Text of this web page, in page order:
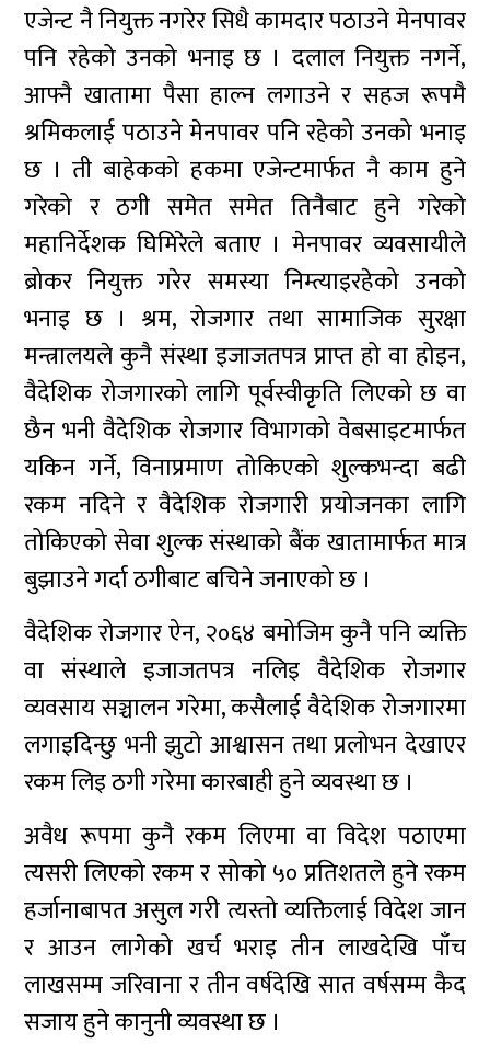
एजेन्ट नै नियुक्त नगरेर सिधै कामदार पठाउने मेनपावर
पनि रहेको उनको भनाइ छ । दलाल नियुक्त नगर्ने,
आफ्नै खातामा पैसा हाल्न लगाउने र सहज रूपमै
श्रमिकलाई पठाउने मेनपावर पनि रहेको उनको भनाइ
छ । ती बाहेकको हकमा एजेन्टमार्फत नै काम हुने
गरेको र ठगी समेत समेत तिनैबाट हुने गरेको
महानिर्देशक घिमिरेले बताए । मेनपावर व्यवसायीले
ब्रोकर नियुक्त गरेर समस्या निम्त्याइरहेको उनको
भनाइ छ । श्रम, रोजगार तथा सामाजिक सुरक्षा
मन्त्रालयले कुनै संस्था इजाजतपत्र प्राप्त हो वा होइन,
वैदेशिक रोजगारको लागि पूर्वस्वीकृति लिएको छ वा
छैन भनी वैदेशिक रोजगार विभागको वेबसाइटमार्फत
यकिन गर्ने, विनाप्रमाण तोकिएको शुल्कभन्दा बढी
रकम नदिने र वैदेशिक रोजगारी प्रयोजनका लागि
तोकिएको सेवा शुल्क संस्थाको बैंक खातामार्फत मात्र
बुझाउने गर्दा ठगीबाट बचिने जनाएको छ ।
वैदेशिक रोजगार ऐन, २०६४ बमोजिम कुनै पनि व्यक्ति
वा संस्थाले इजाजतपत्र नलिइ वैदेशिक रोजगार
व्यवसाय सञ्चालन गरेमा, कसैलाई वैदेशिक रोजगारमा
लगाइदिन्छु भनी झुटो आश्वासन तथा प्रलोभन देखाएर
रकम लिइ ठगी गरेमा कारबाही हुने व्यवस्था छ ।
अवैध रूपमा कुनै रकम लिएमा वा विदेश पठाएमा
त्यसरी लिएको रकम र सोको ५० प्रतिशतले हुने रकम
हर्जानाबापत असुल गरी त्यस्तो व्यक्तिलाई विदेश जान
र आउन लागेको खर्च भराइ तीन लाखदेखि पाँच
लाखसम्म जरिवाना र तीन वर्षदेखि सात वर्षसम्म कैद
सजाय हुने कानुनी व्यवस्था छ ।